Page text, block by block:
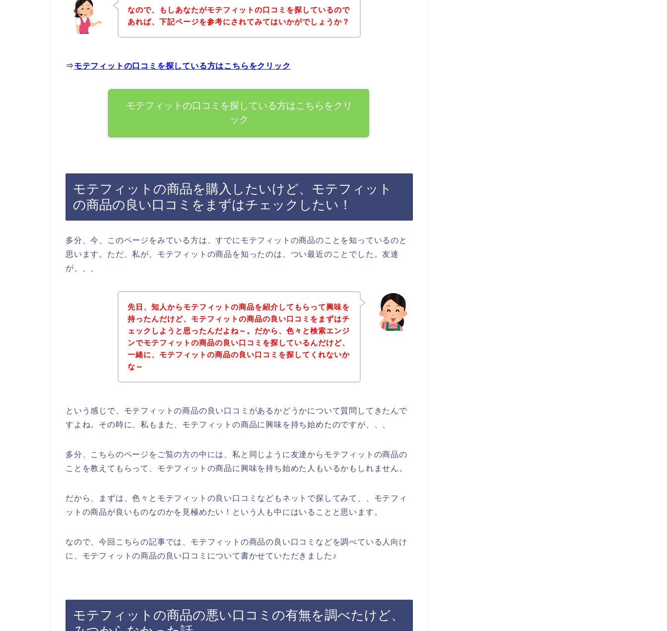
なので、もしあなたがモテフィットの口コミを探しているので
あれば、下記ページを参考にされてみてはいかがでしょうか？
⇒モテフィットの口コミを探している方はこちらをクリック
モテフィットの口コミを探している方はこちらをクリ
ック
モテフィットの商品を購入したいけど、モテフィット
の商品の良い口コミをまずはチェックしたい！
多分、今、このページをみている方は、すでにモテフィットの商品のことを知っているのと
思います。ただ、私が、モテフィットの商品を知ったのは、つい最近のことでした。友達
が、、、
先日、知人からモテフィットの商品を紹介してもらって興味を
持ったんだけど、モテフィットの商品の良い口コミをまずはチ
ェックしようと思ったんだよね～。だから、色々と検索エンジ
ンでモテフィットの商品の良い口コミを探しているんだけど、
一緒に、モテフィットの商品の良い口コミを探してくれないか
な～
という感じで、モテフィットの商品の良い口コミがあるかどうかについて質問してきたんで
すよね。その時に、私もまた、モテフィットの商品に興味を持ち始めたのですが、、、
多分、こちらのページをご覧の方の中には、私と同じように友達からモテフィットの商品の
ことを教えてもらって、モテフィットの商品に興味を持ち始めた人もいるかもしれません。
だから、まずは、色々とモテフィットの良い口コミなどもネットで探してみて、、モテフィ
ットの商品が良いものなのかを見極めたい！という人も中にはいることと思います。
なので、今回こちらの記事では、モテフィットの商品の良い口コミなどを調べている人向け
に、モテフィットの商品の良い口コミについて書かせていただきました♪
モテフィットの商品の悪い口コミの有無を調べたけど、